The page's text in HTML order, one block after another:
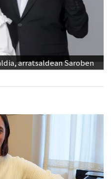
arratsaldean Saroben